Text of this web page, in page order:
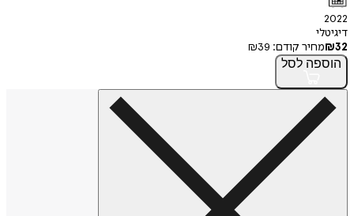
2022
דיגיטלי
₪32 מחיר קודם: ₪39
הוספה לסל